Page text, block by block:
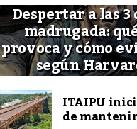
Despertar a las 3
madrugada:
provoca y cómo
según
ITAIPU
de